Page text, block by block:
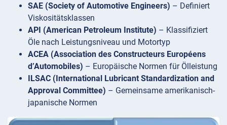
SAE (Society of Automotive Engineers) – Definiert
Viskositätsklassen
API (American Petroleum Institute) – Klassifiziert
Öle nach Leistungsniveau und Motortyp
ACEA (Association des Constructeurs Européens
d’Automobiles) – Europäische Normen für Ölleistung
ILSAC (International Lubricant Standardization and
Approval Committee) – Gemeinsame amerikanisch-
japanische Normen